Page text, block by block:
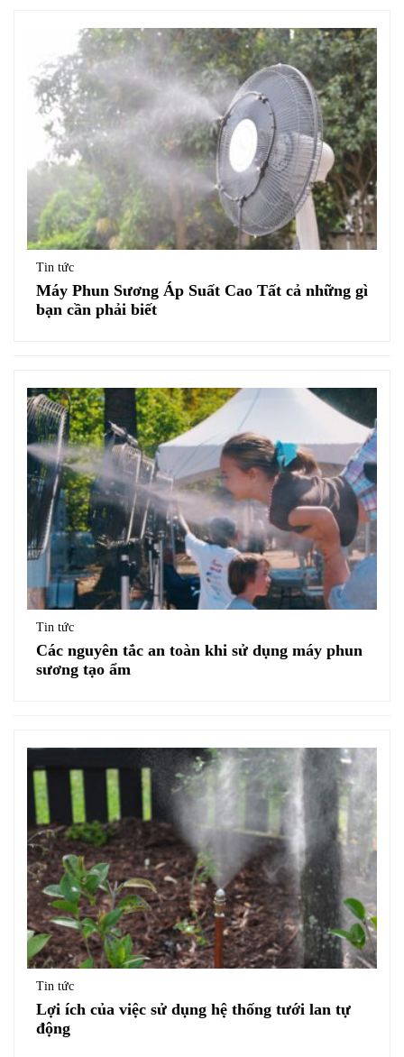
Tin tức
Máy Phun Sương Áp Suất Cao Tất cả những gì
bạn cần phải biết
Tin tức
Các nguyên tắc an toàn khi sử dụng máy phun
sương tạo ẩm
Tin tức
Lợi ích của việc sử dụng hệ thống tưới lan tự
động